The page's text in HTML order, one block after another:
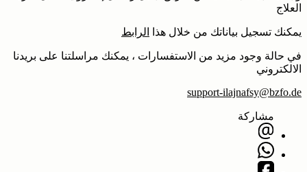
العلاج
يمكنك تسجيل بياناتك من خلال هذا الرابط
في حالة وجود مزيد من الاستفسارات ، يمكنك مراسلتنا على بريدنا
الالكتروني
support-ilajnafsy@bzfo.de
مشاركة